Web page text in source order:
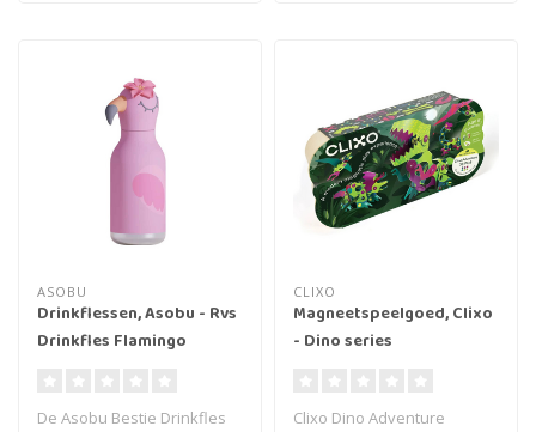
ASOBU
Drinkflessen, Asobu - Rvs
Drinkfles Flamingo
De Asobu Bestie Drinkfles
CLIXO
Magneetspeelgoed, Clixo
- Dino series
Clixo Dino Adventure